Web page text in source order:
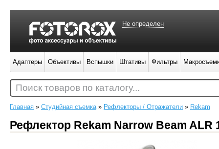
Главная » Студийная съемка» Рефлекторы / Отражатели » Rekam
Рефлектор Rekam Narrow Beam
Не определен
Адаптеры Объективы Вспышки Штативы Фильтры
Поиск товаров по каталогу...